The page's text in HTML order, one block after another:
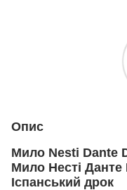
Опис
Мило Nesti Dante
Мило Несті Данте
Іспанський дрок